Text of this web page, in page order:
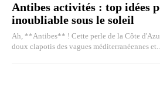
Antibes activités : top idées
inoubliable sous le soleil
Ah, **Antibes** ! Cette perle de la Côte
doux clapotis des vagues méditerranéennes